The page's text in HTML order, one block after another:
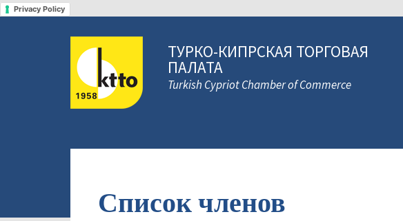
Privacy Policy
ТУРКО-КИПРСКАЯ ТОРГОВАЯ
ПАЛАТА
Turkish Cypriot Chamber of Commerce
Список членов